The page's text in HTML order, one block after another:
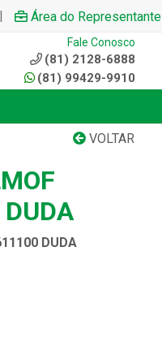
| Área do Representante
Fale Conosco
(81) 2128-6888
(81) 99429-9910
VOLTAR
DUDA